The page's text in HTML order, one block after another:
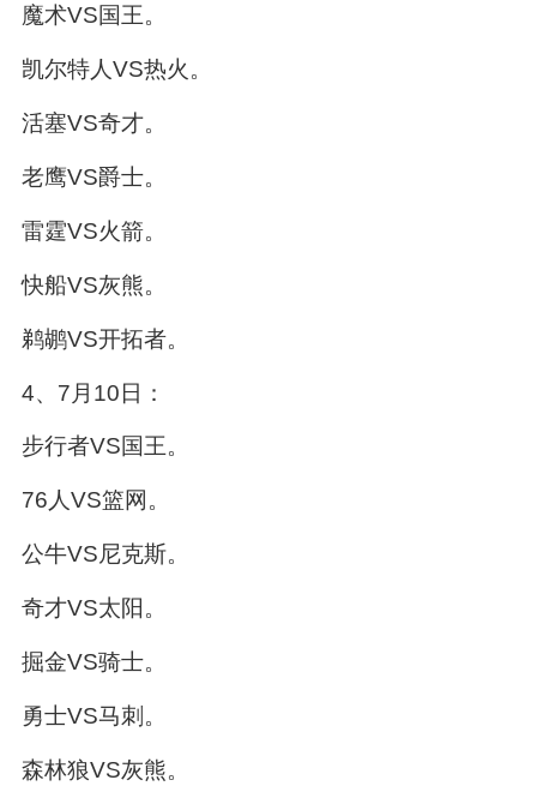
魔术VS国王。
凯尔特人VS热火。
活塞VS奇才。
老鹰VS爵士。
雷霆VS火箭。
快船VS灰熊。
鹈鹕VS开拓者。
4、7月10日：
步行者VS国王。
76人VS篮网。
公牛VS尼克斯。
奇才VS太阳。
掘金VS骑士。
勇士VS马刺。
森林狼VS灰熊。